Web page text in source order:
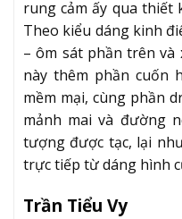
rung cảm ấy qua thiết
Theo kiểu dáng kinh
– ôm sát phần trên
này thêm phần cuốn
mềm mại, cùng phần
mảnh mai và đường
tượng được tạc, lại
trực tiếp từ dáng hình
Trần Tiểu Vy